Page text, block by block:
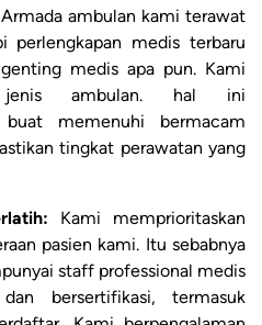
Armada ambulan kami terawat
perlengkapan medis terbaru
medis apa pun. Kami
jenis ambulan. hal ini
memenuhi bermacam
tingkat perawatan yang
Kami memprioritaskan
pasien kami. Itu sebabnya
staff professional medis
bersertifikasi, termasuk